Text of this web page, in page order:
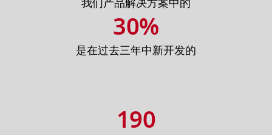
30%
是在过去三年中新开发的
190